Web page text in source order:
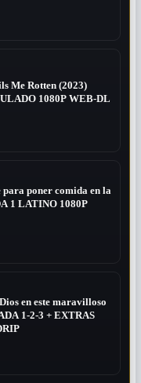
Me Rotten (2023)
1080P WEB-DL
poner comida en la
1 LATINO 1080P
en este maravilloso
1-2-3 + EXTRAS